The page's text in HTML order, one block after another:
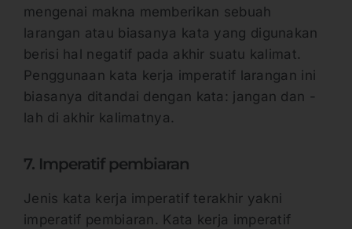
mengenai makna memberikan sebuah
larangan atau biasanya kata yang digunakan
berisi hal negatif pada akhir suatu kalimat.
Penggunaan kata kerja imperatif larangan ini
biasanya ditandai dengan kata: jangan dan -
lah di akhir kalimatnya.
7. Imperatif pembiaran
Jenis kata kerja imperatif terakhir yakni
imperatif pembiaran. Kata kerja imperatif